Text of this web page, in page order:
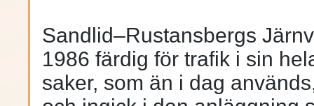
Sandlid–Rustansbergs
1986 färdig för trafik i sin
saker, som än i dag